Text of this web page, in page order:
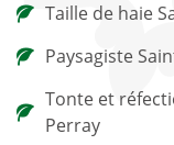
Taille de haie
Paysagiste
Tonte et
Perray